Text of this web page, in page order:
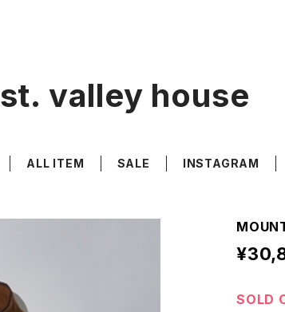
st. valley house
ALL ITEM SALE INSTAGRAM
SOLD